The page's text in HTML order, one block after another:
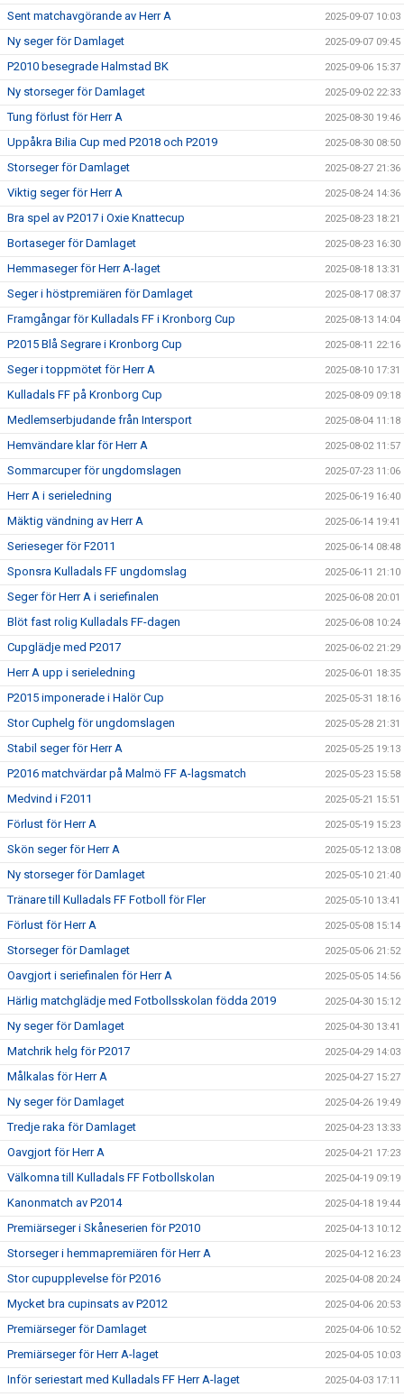
Sent matchavgörande av Herr A 2025-09-07 10:03
Ny seger för Damlaget 2025-09-07 09:45
P2010 besegrade Halmstad BK 2025-09-06 15:37
Ny storseger för Damlaget 2025-09-02 22:33
Tung förlust för Herr A 2025-08-30 19:46
Uppåkra Bilia Cup med P2018 och P2019 2025-08-30 08:50
Storseger för Damlaget 2025-08-27 21:36
Viktig seger för Herr A 2025-08-24 14:36
Bra spel av P2017 i Oxie Knattecup 2025-08-23 18:21
Bortaseger för Damlaget 2025-08-23 16:30
Hemmaseger för Herr A-laget 2025-08-18 13:31
Seger i höstpremiären för Damlaget 2025-08-17 08:37
Framgångar för Kulladals FF i Kronborg Cup 2025-08-13 14:04
P2015 Blå Segrare i Kronborg Cup 2025-08-11 22:16
Seger i toppmötet för Herr A 2025-08-10 17:31
Kulladals FF på Kronborg Cup 2025-08-09 09:18
Medlemserbjudande från Intersport 2025-08-04 11:18
Hemvändare klar för Herr A 2025-08-02 11:57
Sommarcuper för ungdomslagen 2025-07-23 11:06
Herr A i serieledning 2025-06-19 16:40
Mäktig vändning av Herr A 2025-06-14 19:41
Serieseger för F2011 2025-06-14 08:48
Sponsra Kulladals FF ungdomslag 2025-06-11 21:10
Seger för Herr A i seriefinalen 2025-06-08 20:01
Blöt fast rolig Kulladals FF-dagen 2025-06-08 10:24
Cupglädje med P2017 2025-06-02 21:29
Herr A upp i serieledning 2025-06-01 18:35
P2015 imponerade i Halör Cup 2025-05-31 18:16
Stor Cuphelg för ungdomslagen 2025-05-28 21:31
Stabil seger för Herr A 2025-05-25 19:13
P2016 matchvärdar på Malmö FF A-lagsmatch 2025-05-23 15:58
Medvind i F2011 2025-05-21 15:51
Förlust för Herr A 2025-05-19 15:23
Skön seger för Herr A 2025-05-12 13:08
Ny storseger för Damlaget 2025-05-10 21:40
Tränare till Kulladals FF Fotboll för Fler 2025-05-10 13:41
Förlust för Herr A 2025-05-08 15:14
Storseger för Damlaget 2025-05-06 21:52
Oavgjort i seriefinalen för Herr A 2025-05-05 14:56
Härlig matchglädje med Fotbollsskolan födda 2019 2025-04-30 15:12
Ny seger för Damlaget 2025-04-30 13:41
Matchrik helg för P2017 2025-04-29 14:03
Målkalas för Herr A 2025-04-27 15:27
Ny seger för Damlaget 2025-04-26 19:49
Tredje raka för Damlaget 2025-04-23 13:33
Oavgjort för Herr A 2025-04-21 17:23
Välkomna till Kulladals FF Fotbollskolan 2025-04-19 09:19
Kanonmatch av P2014 2025-04-18 19:44
Premiärseger i Skåneserien för P2010 2025-04-13 10:12
Storseger i hemmapremiären för Herr A 2025-04-12 16:23
Stor cupupplevelse för P2016 2025-04-08 20:24
Mycket bra cupinsats av P2012 2025-04-06 20:53
Premiärseger för Damlaget 2025-04-06 10:52
Premiärseger för Herr A-laget 2025-04-05 10:03
Inför seriestart med Kulladals FF Herr A-laget 2025-04-03 17:11